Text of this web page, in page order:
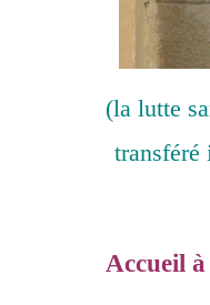
(la lutte
transféré
Accueil